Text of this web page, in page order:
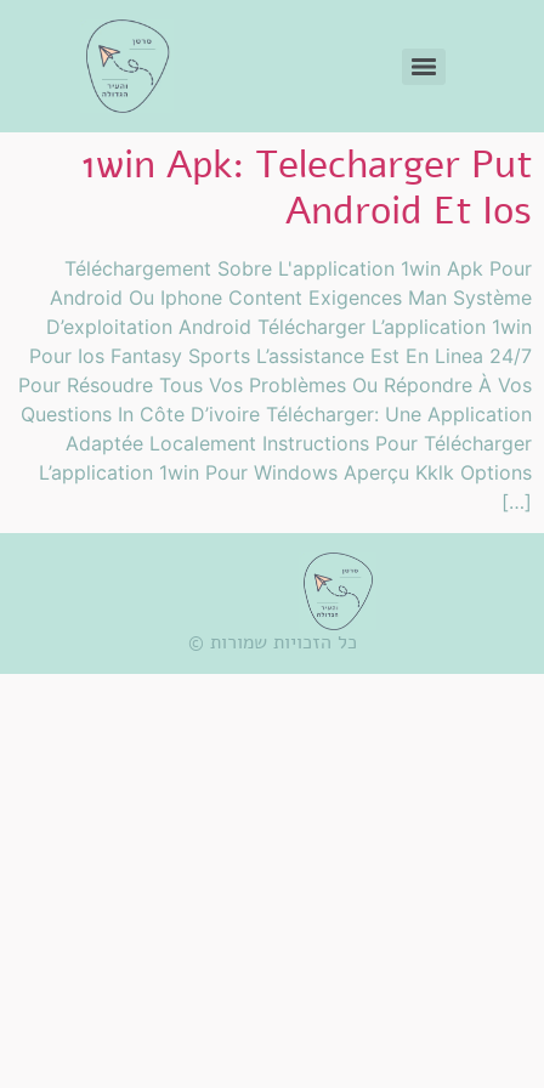
1win Apk: Telecharger Put
Android Et Ios
Téléchargement Sobre L'application 1win Apk Pour
Android Ou Iphone Content Exigences Man Système
D’exploitation Android Télécharger L’application 1win
Pour Ios Fantasy Sports L’assistance Est En Linea 24/7
Pour Résoudre Tous Vos Problèmes Ou Répondre À Vos
Questions In Côte D’ivoire Télécharger: Une Application
Adaptée Localement Instructions Pour Télécharger
L’application 1win Pour Windows Aperçu Kklk Options
[…]
כל הזכויות שמורות ©